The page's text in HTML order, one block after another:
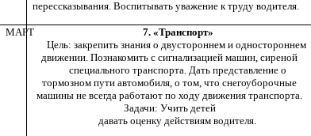
перессказывания. Воспитывать уважение к труду водителя.
МАРТ
7. «Транспорт»
Цель: закрепить знания о двустороннем и одностороннем
движении. Познакомить с сигнализацией машин, сиреной
специального транспорта. Дать представление о
тормозном пути автомобиля, о том, что снегоуборочные
машины не всегда работают по ходу движения транспорта.
Задачи: Учить детей
давать оценку действиям водителя.